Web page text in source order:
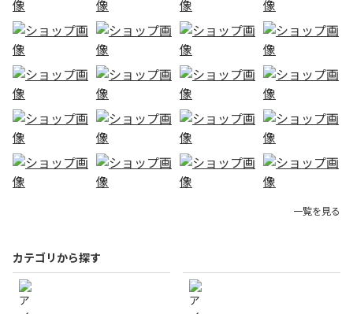
一覧を見る
カテゴリから探す